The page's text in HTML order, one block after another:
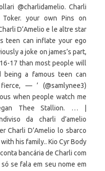
@charlidamelio. Charli
Toker. your own Pins on
D’Amelio e le altre star
teen can inflate your ego
a joke on james’s part,
17 than most people will
a famous teen can
— ’ (@samlynee3)
when people watch me
Thee Stallion. … |
da charli d’amelio
Charli D’Amelio lo sbarco
his family.. Kio Cyr Body
bancária de Charli com
se fala em seu nome em